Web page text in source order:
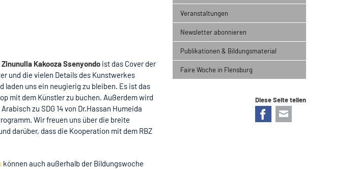
Zinunulla Kakooza Ssenyondo ist das Cover der
und die vielen Details des Kunstwerkes
laden uns ein neugierig zu bleiben. Es ist das
mit dem Künstler zu buchen. Außerdem wird
zu SDG 14 von Dr.Hassan Humeida
Wir freuen uns über die breite
darüber, dass die Kooperation mit dem RBZ
können auch außerhalb der Bildungswoche
Veranstaltungen
Newsletter abonnieren
Publikationen & Bildungsmaterial
Faire Woche in Flensburg
Diese Seite teilen
Facebook